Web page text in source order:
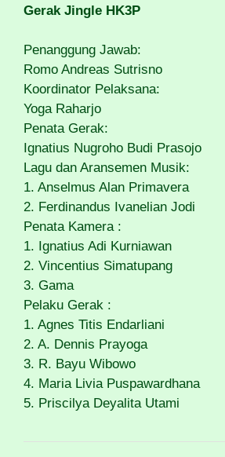
Gerak Jingle HK3P
Penanggung Jawab:
Romo Andreas Sutrisno
Koordinator Pelaksana:
Yoga Raharjo
Penata Gerak:
Ignatius Nugroho Budi Prasojo
Lagu dan Aransemen Musik:
1. Anselmus Alan Primavera
2. Ferdinandus Ivanelian Jodi
Penata Kamera :
1. Ignatius Adi Kurniawan
2. Vincentius Simatupang
3. Gama
Pelaku Gerak :
1. Agnes Titis Endarliani
2. A. Dennis Prayoga
3. R. Bayu Wibowo
4. Maria Livia Puspawardhana
5. Priscilya Deyalita Utami